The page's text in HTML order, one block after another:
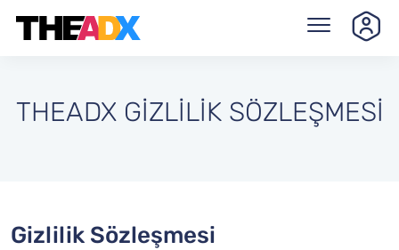
THEADX GİZLİLİK SÖZLEŞMESİ
Gizlilik Sözleşmesi